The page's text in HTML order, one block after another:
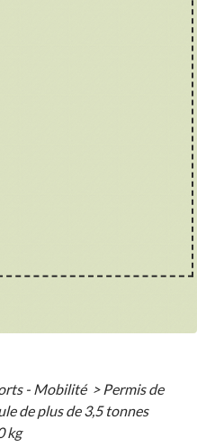
- Mobilité > Permis de
de plus de 3,5 tonnes
kg